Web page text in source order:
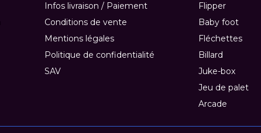
Infos livraison / Paiement
Conditions de vente
Mentions légales
Politique de confidentialité
SAV
Flipper
Baby foot
Fléchettes
Billard
Juke-box
Jeu de palet
Arcade